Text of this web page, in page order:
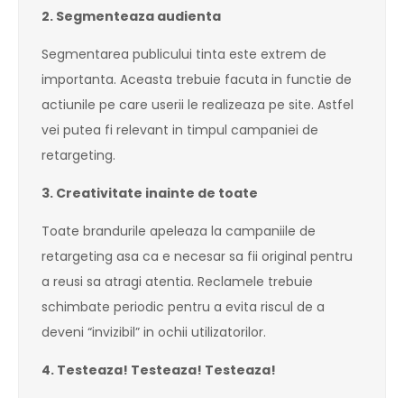
2. Segmenteaza audienta
Segmentarea publicului tinta este extrem de
importanta. Aceasta trebuie facuta in functie de
actiunile pe care userii le realizeaza pe site. Astfel
vei putea fi relevant in timpul campaniei de
retargeting.
3. Creativitate inainte de toate
Toate brandurile apeleaza la campaniile de
retargeting asa ca e necesar sa fii original pentru
a reusi sa atragi atentia. Reclamele trebuie
schimbate periodic pentru a evita riscul de a
deveni “invizibil” in ochii utilizatorilor.
4. Testeaza! Testeaza! Testeaza!